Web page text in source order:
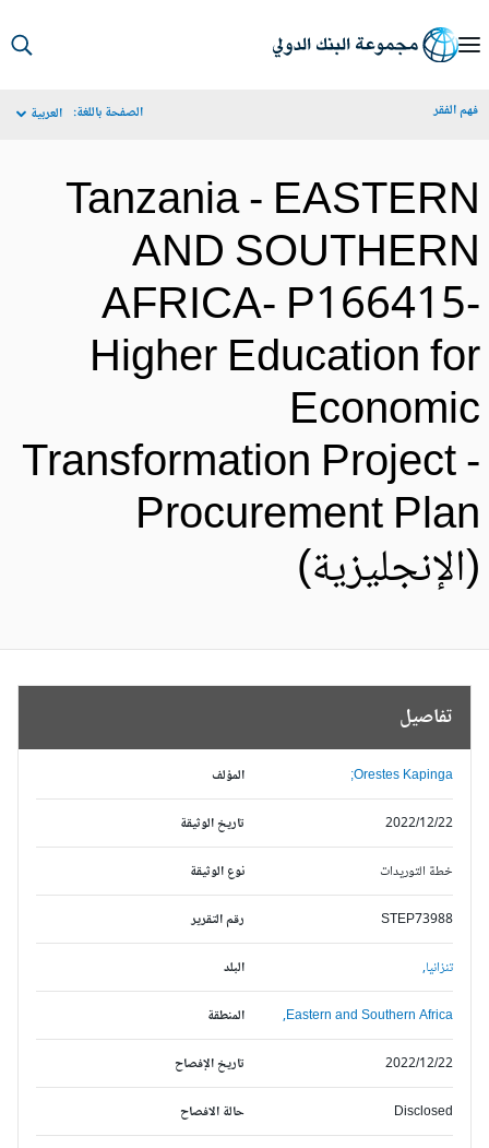
الفقر الصفحة باللغة: العربية
Tanzania -
AND
AFRICA-
Higher Education
Transformation Project
Procurement
تفاصيل
المؤلف Orestes Kapinga;
تاريخ الوثيقة 2022/12/22
نوع الوثيقة خطة التوريدات
رقم التقرير STEP73988
البلد تنزانيا,
المنطقة Eastern and Southern Africa,
تاريخ الإفصاح 2022/12/22
حالة الافصاح Disclosed